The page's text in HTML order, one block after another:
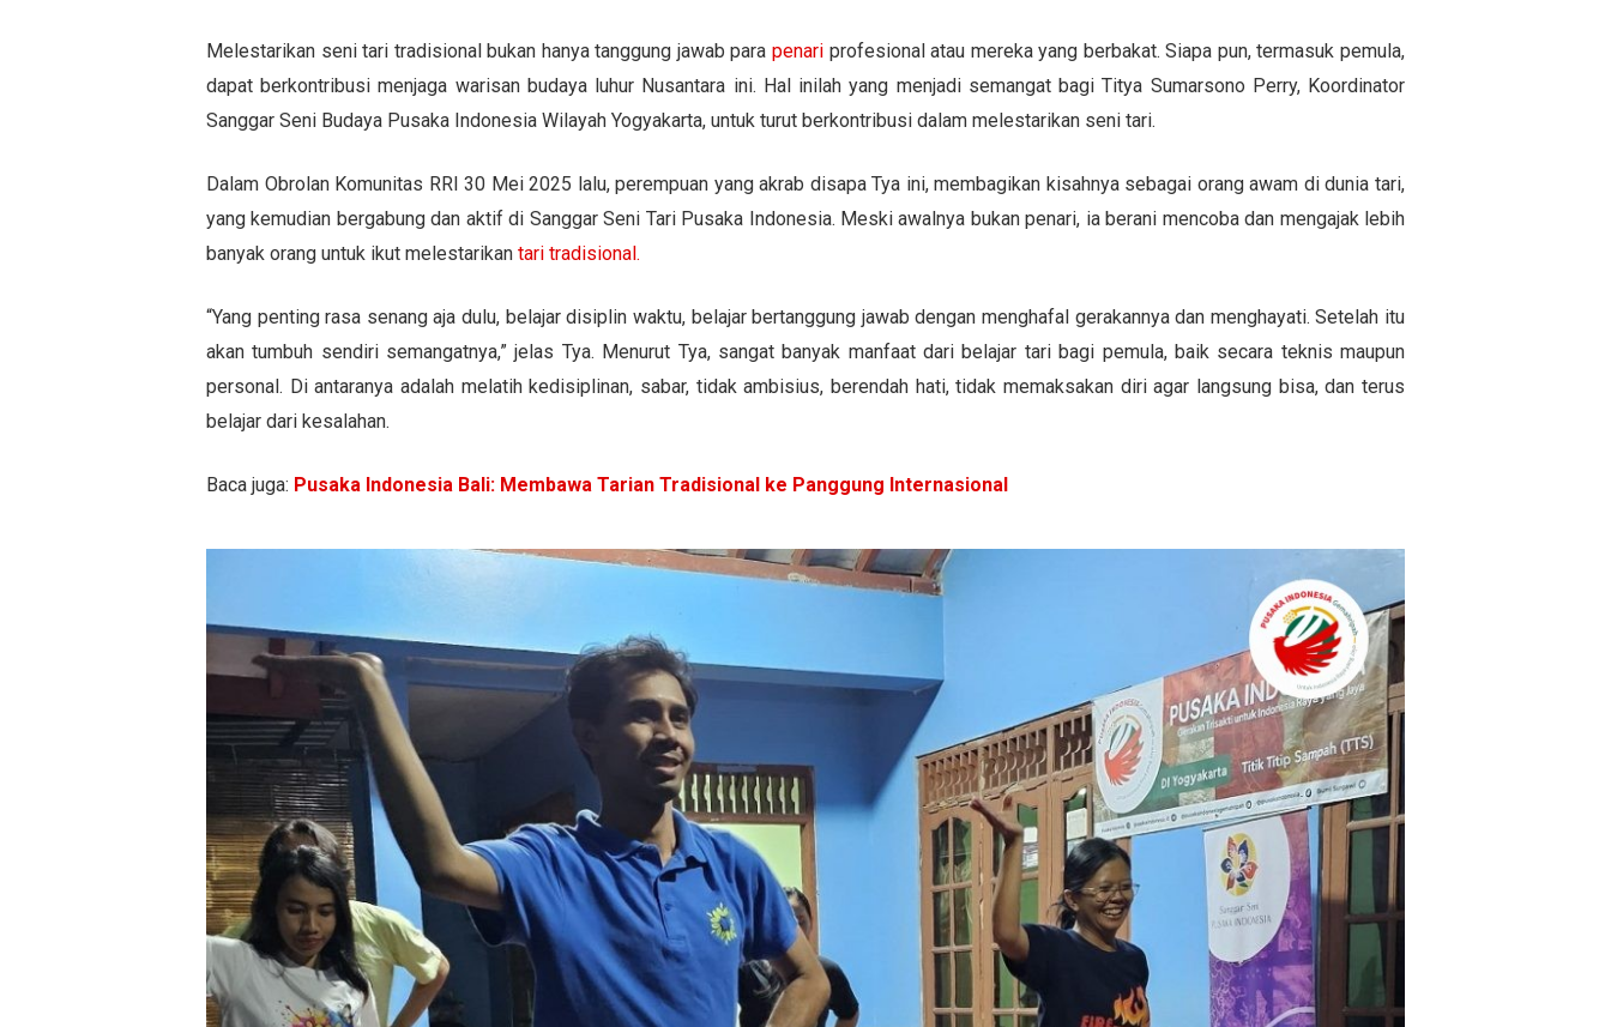
Melestarikan seni tari tradisional bukan hanya tanggung jawab para penari profesional atau mereka yang berbakat. Siapa pun, termasuk pemula,
dapat berkontribusi menjaga warisan budaya luhur Nusantara ini. Hal inilah yang menjadi semangat bagi Titya Sumarsono Perry, Koordinator
Sanggar Seni Budaya Pusaka Indonesia Wilayah Yogyakarta, untuk turut berkontribusi dalam melestarikan seni tari.
Dalam Obrolan Komunitas RRI 30 Mei 2025 lalu, perempuan yang akrab disapa Tya ini, membagikan kisahnya sebagai orang awam di dunia tari,
yang kemudian bergabung dan aktif di Sanggar Seni Tari Pusaka Indonesia. Meski awalnya bukan penari, ia berani mencoba dan mengajak lebih
banyak orang untuk ikut melestarikan tari tradisional.
“Yang penting rasa senang aja dulu, belajar disiplin waktu, belajar bertanggung jawab dengan menghafal gerakannya dan menghayati. Setelah itu
akan tumbuh sendiri semangatnya,” jelas Tya. Menurut Tya, sangat banyak manfaat dari belajar tari bagi pemula, baik secara teknis maupun
personal. Di antaranya adalah melatih kedisiplinan, sabar, tidak ambisius, berendah hati, tidak memaksakan diri agar langsung bisa, dan terus
belajar dari kesalahan.
Baca juga: Pusaka Indonesia Bali: Membawa Tarian Tradisional ke Panggung Internasional